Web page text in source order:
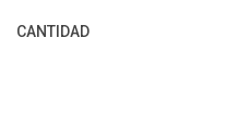
CANTIDAD